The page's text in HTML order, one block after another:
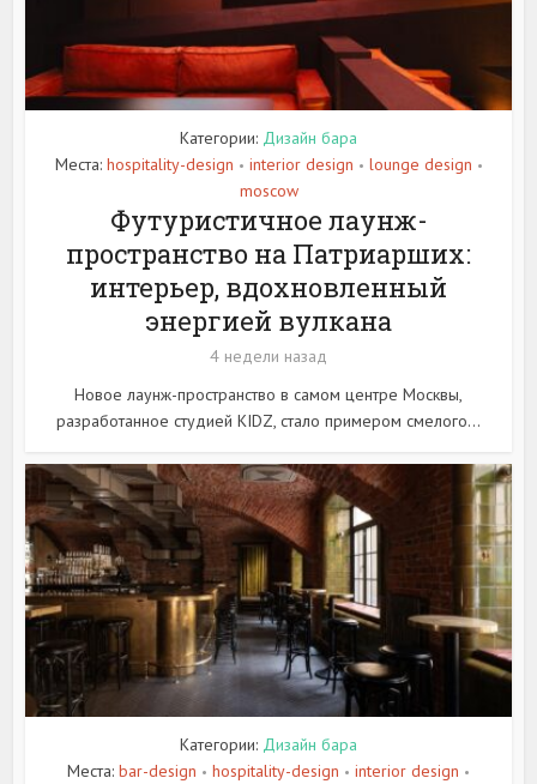
Категории: Дизайн бара
Места: hospitality-design • interior design • lounge design •
moscow
Футуристичное лаунж-
пространство на Патриарших:
интерьер, вдохновленный
энергией вулкана
4 недели назад
Новое лаунж-пространство в самом центре Москвы,
разработанное студией KIDZ, стало примером смелого...
Категории: Дизайн бара
Места: bar-design • hospitality-design • interior design •